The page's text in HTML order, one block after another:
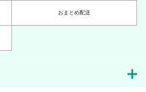
おまとめ配送